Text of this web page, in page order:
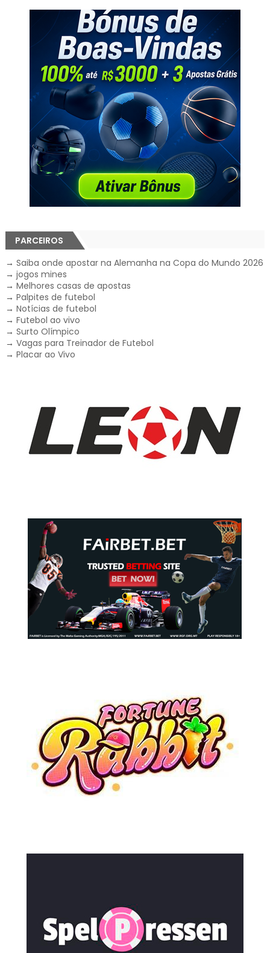
PARCEIROS
→ Saiba onde apostar na Alemanha na Copa do Mundo 2026
→ jogos mines
→ Melhores casas de apostas
→ Palpites de futebol
→ Notícias de futebol
→ Futebol ao vivo
→ Surto Olímpico
→ Vagas para Treinador de Futebol
→ Placar ao Vivo